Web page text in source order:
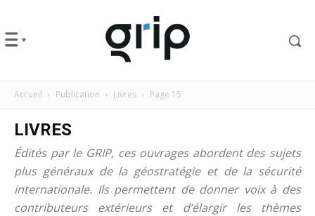
Accueil Publication Livres Page 15
LIVRES
Édités par le GRIP, ces ouvrages abordent des sujets
plus généraux de la géostratégie et de la sécurité
internationale. Ils permettent de donner voix à des
contributeurs extérieurs et d’élargir les thèmes